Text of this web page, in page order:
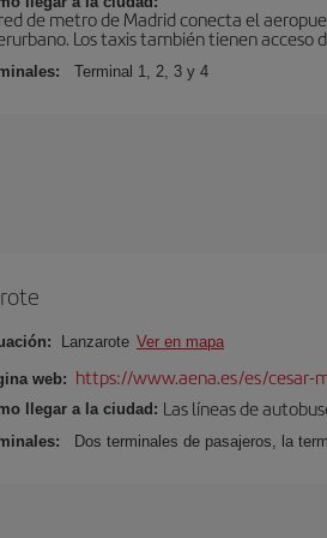
de metro de Madrid conecta el
Los taxis también tienen acceso
Terminal 1, 2, 3 y 4
Lanzarote Ver en mapa
web: https://www.aena.es/es/cesar-
llegar a la ciudad: Las líneas de
Dos terminales de pasajeros, la